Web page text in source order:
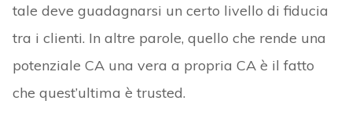
tale deve guadagnarsi un certo livello di fiducia
tra i clienti. In altre parole, quello che rende una
potenziale CA una vera a propria CA è il fatto
che quest’ultima è trusted.